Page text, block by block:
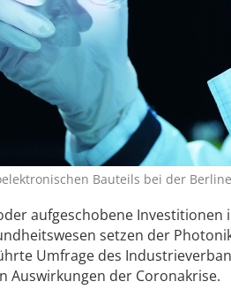
Bauteils bei der
aufgeschobene
setzen der
Umfrage des
Auswirkungen der Coronakrise.